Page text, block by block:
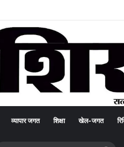
व्यापार जगत शिक्षा खेल-जगत